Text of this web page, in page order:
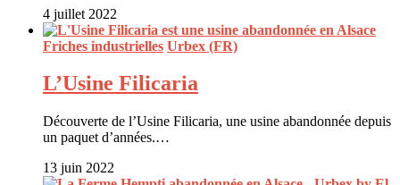
4 juillet 2022
Friches industrielles Urbex (FR)
L’Usine Filicaria
Découverte de l’Usine Filicaria, une usine abandonnée depuis
un paquet d’années.…
13 juin 2022